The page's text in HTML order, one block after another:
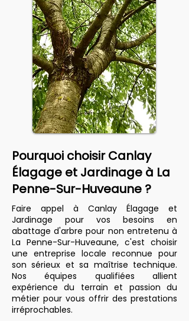
Pourquoi choisir Canlay
Élagage et Jardinage à La
Penne-Sur-Huveaune ?
Faire appel à Canlay Élagage et
Jardinage pour vos besoins en
abattage d'arbre pour non entretenu à
La Penne-Sur-Huveaune, c'est choisir
une entreprise locale reconnue pour
son sérieux et sa maîtrise technique.
Nos équipes qualifiées allient
expérience du terrain et passion du
métier pour vous offrir des prestations
irréprochables.